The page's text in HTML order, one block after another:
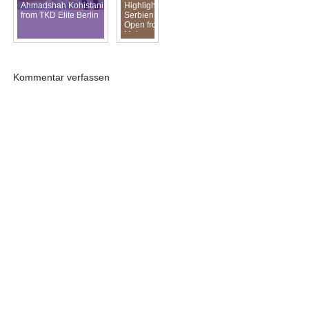
Ahmadshah Kohistani
from TKD Elite Berlin
Highlights
Serbien
Open from
Mohammed
Mansour
Kommentar verfassen